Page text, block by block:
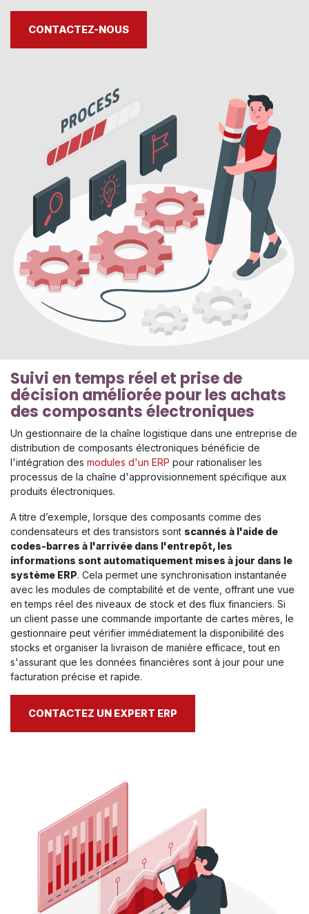
CONTACTEZ-NOUS
Suivi en temps réel et prise de
décision améliorée pour les achats
des composants électroniques
Un gestionnaire de la chaîne logistique dans une entreprise de
distribution de composants électroniques bénéficie de
l'intégration des​ modules d'un ERP pour rationaliser les
processus de la chaîne d'approvisionnement spécifique aux
produits électroniques.​
A titre d’exemple, lorsque des composants comme des
condensateurs et des transistors sont scannés à l'aide de
codes-barres à l'arrivée dans l'entrepôt, les
informations sont automatiquement mises à jour dans le
système ERP. Cela permet une synchronisation instantanée
avec les modules de comptabilité et de vente, offrant une vue
en temps réel des niveaux de stock et des flux financiers. Si
un client passe une commande importante de cartes mères, le
gestionnaire peut vérifier immédiatement la disponibilité des
stocks et organiser la livraison de manière efficace, tout en
s'assurant que les données financières sont à jour pour une
facturation précise et rapide.
CONTACTEZ UN EXPERT ERP